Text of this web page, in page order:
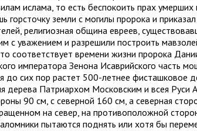
ислама, то есть беспокоить прах
горсточку земли с могилы пророка и
религиозная община евреев,
с уважением и разрешили построить
соответствует времени жизни пророка
императора Зенона Исаврийского часть
до сих пор растет 500-летнее фисташковое
дерева Патриархом Московским и всея
90 см, с северной 160 см, а северная
на север, на противоположной
пытаются поднять или хотя бы